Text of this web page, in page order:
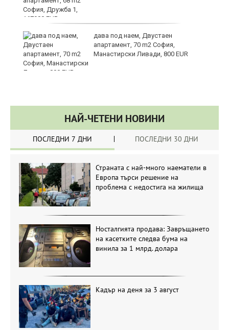
дава под наем, Двустаен
апартамент, 70 m2 София,
Манастирски Ливади, 800 EUR
НАЙ-ЧЕТЕНИ НОВИНИ
ПОСЛЕДНИ 7 ДНИ ПОСЛЕДНИ 30 ДНИ
Страната с най-много наематели в
Европа търси решение на
проблема с недостига на жилища
Носталгията продава: Завръщането
на касетките следва бума на
винила за 1 млрд. долара
Кадър на деня за 3 август